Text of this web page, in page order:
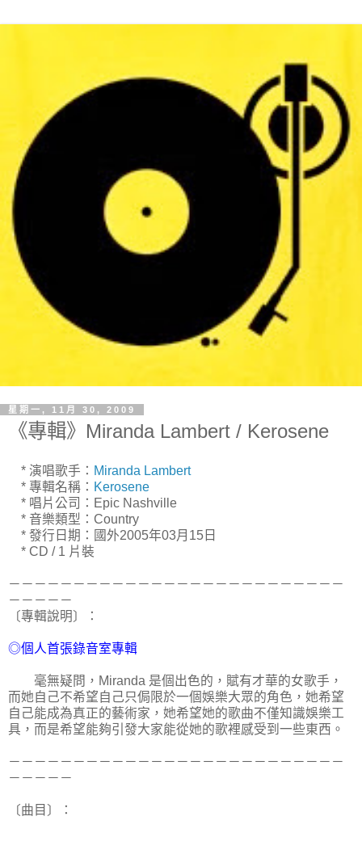
星期一, 11月 30, 2009
《專輯》Miranda Lambert / Kerosene
* 演唱歌手： Miranda Lambert
* 專輯名稱： Kerosene
* 唱片公司：Epic Nashville
* 音樂類型：Country
* 發行日期：國外2005年03月15日
* CD / 1 片裝
－－－－－－－－－－－－－－－－－－－－－－－－－－
－－－－－
〔專輯說明〕：
◎個人首張錄音室專輯
毫無疑問，Miranda 是個出色的，賦有才華的女歌手，
而她自己不希望自己只侷限於一個娛樂大眾的角色，她希望
自己能成為真正的藝術家，她希望她的歌曲不僅知識娛樂工
具，而是希望能夠引發大家能從她的歌裡感受到一些東西。
－－－－－－－－－－－－－－－－－－－－－－－－－－
－－－－－
〔曲目〕：